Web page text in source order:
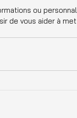
ou
de vous aider à